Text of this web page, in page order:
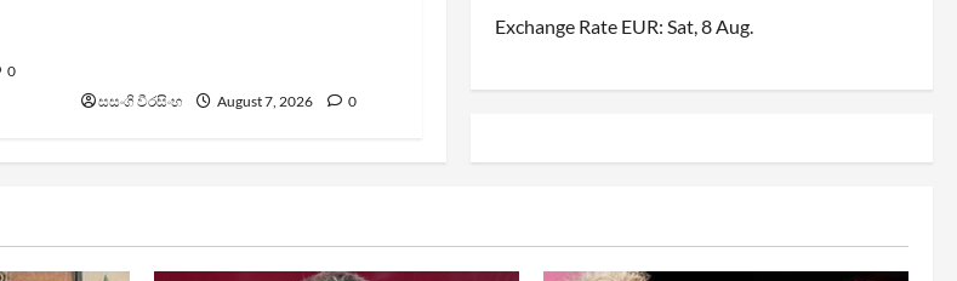
0
සසංගි වීරසිංහ August 7, 2026 0
Exchange Rate EUR: Sat, 8 Aug.